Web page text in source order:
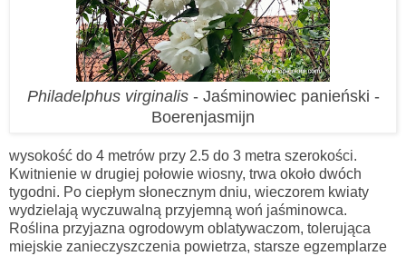
Philadelphus virginalis- Jaśminowiec panieński -
Boerenjasmijn
wysokość do 4 metrów przy 2.5 do 3 metra szerokości.
Kwitnienie w drugiej połowie wiosny, trwa około dwóch
tygodni. Po ciepłym słonecznym dniu, wieczorem kwiaty
wydzielają wyczuwalną przyjemną woń jaśminowca.
Roślina przyjazna ogrodowym oblatywaczom, tolerująca
miejskie zanieczyszczenia powietrza, starsze egzemplarze